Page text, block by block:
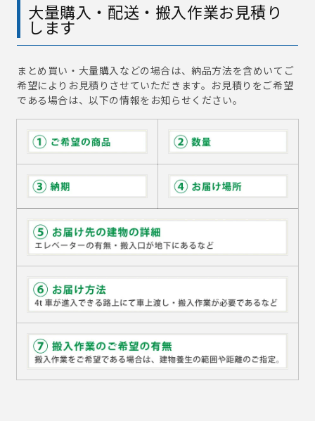
大量購入・配送・搬入作業お見積り
します
まとめ買い・大量購入などの場合は、納品方法を含めいてご
希望によりお見積りさせていただきます。お見積りをご希望
である場合は、以下の情報をお知らせください。